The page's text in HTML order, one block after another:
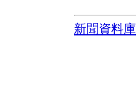
新聞資料庫